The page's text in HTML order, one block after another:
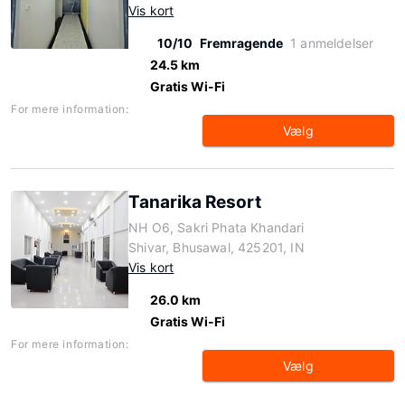
Vis kort
10/10 Fremragende 1 anmeldelser
24.5 km
Gratis Wi-Fi
For mere information:
Vælg
Tanarika Resort
NH O6, Sakri Phata Khandari
Shivar, Bhusawal, 425201, IN
Vis kort
26.0 km
Gratis Wi-Fi
For mere information:
Vælg